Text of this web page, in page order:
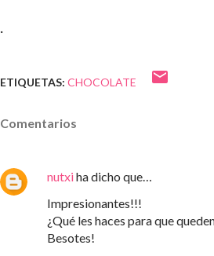
.
ETIQUETAS: CHOCOLATE
Comentarios
nutxiha dicho que…
Impresionantes!!!
¿Qué les haces para que
Besotes!